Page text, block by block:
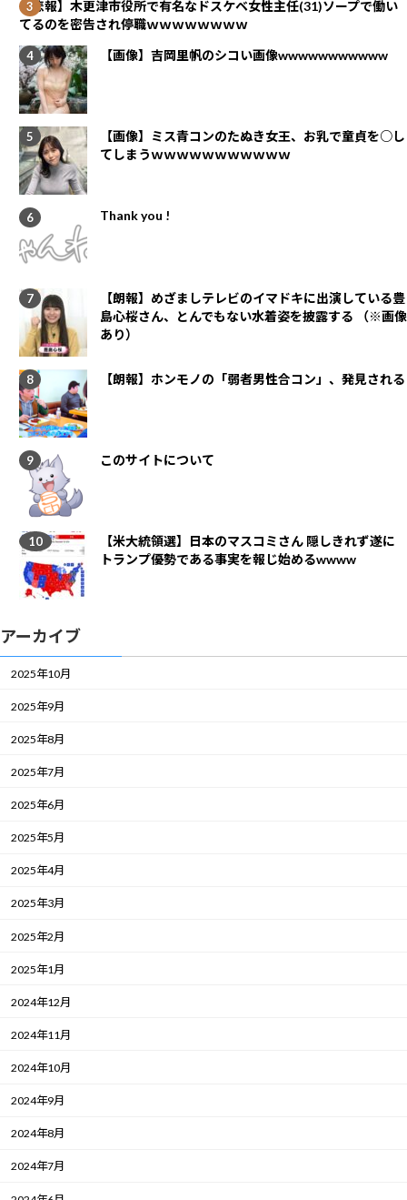
【悲報】木更津市役所で有名なドスケベ女性主任(31)ソープで働い
てるのを密告され停職ｗｗｗｗｗｗｗｗ
【画像】吉岡里帆のシコい画像wwwwwwwwwww
【画像】ミス青コンのたぬき女王、お乳で童貞を○し
てしまうｗｗｗｗｗｗｗｗｗｗｗ
Thank you !
【朗報】めざましテレビのイマドキに出演している豊
島心桜さん、とんでもない水着姿を披露する （※画像
あり）
【朗報】ホンモノの「弱者男性合コン」、発見される
このサイトについて
【米大統領選】日本のマスコミさん 隠しきれず遂に
トランプ優勢である事実を報じ始めるwwww
アーカイブ
2025年10月
2025年9月
2025年8月
2025年7月
2025年6月
2025年5月
2025年4月
2025年3月
2025年2月
2025年1月
2024年12月
2024年11月
2024年10月
2024年9月
2024年8月
2024年7月